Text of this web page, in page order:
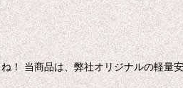
！ 当商品は、弊社オリジナルの軽